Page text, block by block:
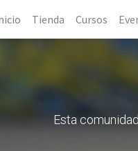
Tienda Cursos
Esta